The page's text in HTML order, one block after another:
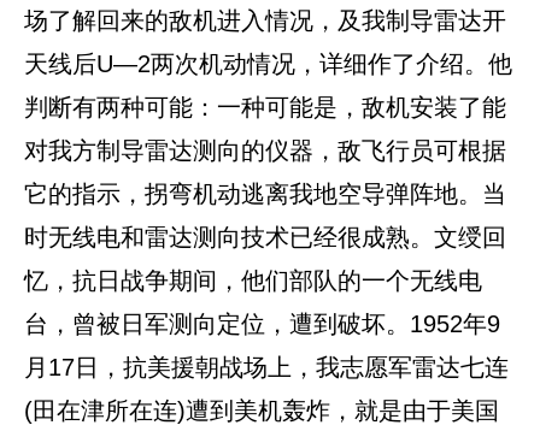
场了解回来的敌机进入情况，及我制导雷达开
天线后U—2两次机动情况，详细作了介绍。他
判断有两种可能：一种可能是，敌机安装了能
对我方制导雷达测向的仪器，敌飞行员可根据
它的指示，拐弯机动逃离我地空导弹阵地。当
时无线电和雷达测向技术已经很成熟。文绶回
忆，抗日战争期间，他们部队的一个无线电
台，曾被日军测向定位，遭到破坏。1952年9
月17日，抗美援朝战场上，我志愿军雷达七连
(田在津所在连)遭到美机轰炸，就是由于美国